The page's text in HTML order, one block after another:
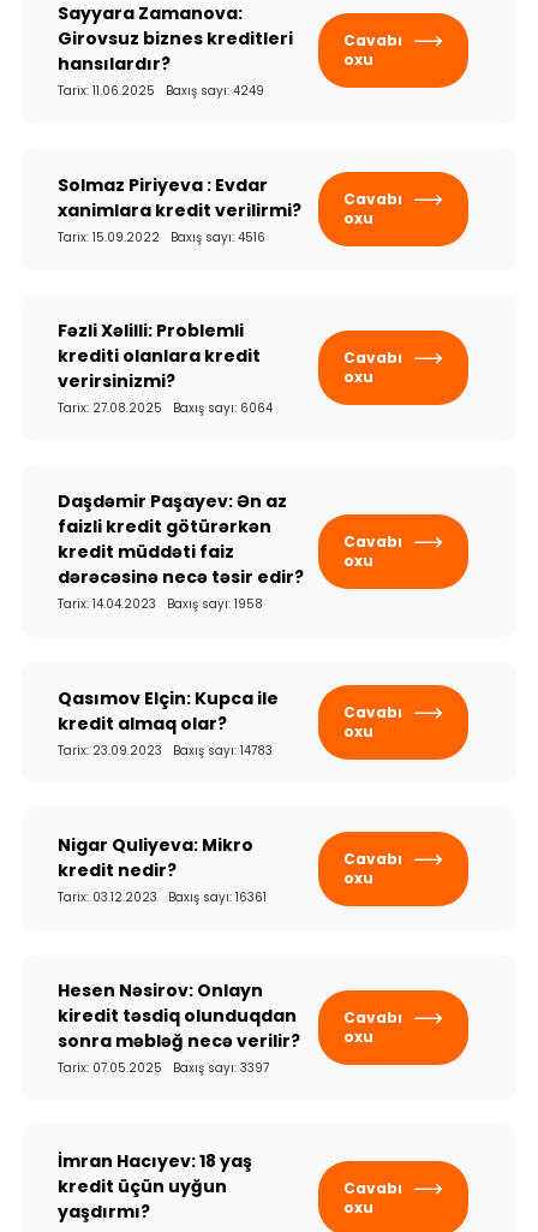
Sayyara Zamanova:
Girovsuz biznes kreditleri
hansılardır?
Tarix: 11.06.2025 Baxış sayı: 4249
Cavabı
oxu
Solmaz Piriyeva : Evdar
xanimlara kredit verilirmi?
Tarix: 15.09.2022 Baxış sayı: 4516
Cavabı
oxu
Fəzli Xəlilli: Problemli
krediti olanlara kredit
verirsinizmi?
Tarix: 27.08.2025 Baxış sayı: 6064
Cavabı
oxu
Daşdəmir Paşayev: Ən az
faizli kredit götürərkən
kredit müddəti faiz
dərəcəsinə necə təsir edir?
Tarix: 14.04.2023 Baxış sayı: 1958
Cavabı
oxu
Qasımov Elçin: Kupca ile
kredit almaq olar?
Tarix: 23.09.2023 Baxış sayı: 14783
Cavabı
oxu
Nigar Quliyeva: Mikro
kredit nedir?
Tarix: 03.12.2023 Baxış sayı: 16361
Cavabı
oxu
Hesen Nəsirov: Onlayn
kiredit təsdiq olunduqdan
sonra məbləğ necə verilir?
Tarix: 07.05.2025 Baxış sayı: 3397
Cavabı
oxu
İmran Hacıyev: 18 yaş
kredit üçün uyğun
yaşdırmı?
Cavabı
oxu